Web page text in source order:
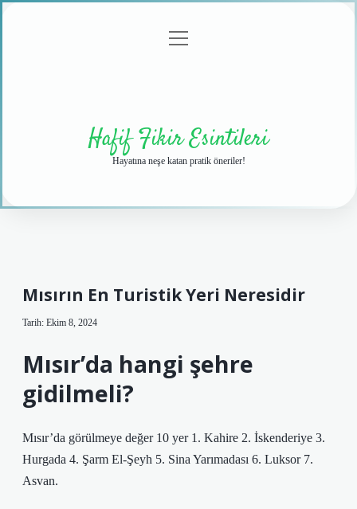
menüyü
Hafif Fikir Esintileri
Hayatına neşe katan pratik öneriler!
Mısırın En Turistik Yeri Neresidir
Tarih: Ekim 8, 2024
Mısır’da hangi şehre
gidilmeli?
Mısır’da görülmeye değer 10 yer 1. Kahire 2. İskenderiye 3.
Hurgada 4. Şarm El-Şeyh 5. Sina Yarımadası 6. Luksor 7.
Asvan.